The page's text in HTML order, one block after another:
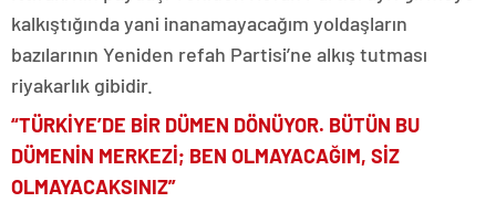
kalkıştığında yani inanamayacağım yoldaşların
bazılarının Yeniden refah Partisi’ne alkış tutması
riyakarlık gibidir.
“TÜRKİYE’DE BİR DÜMEN DÖNÜYOR. BÜTÜN BU
DÜMENİN MERKEZİ; BEN OLMAYACAĞIM, SİZ
OLMAYACAKSINIZ”